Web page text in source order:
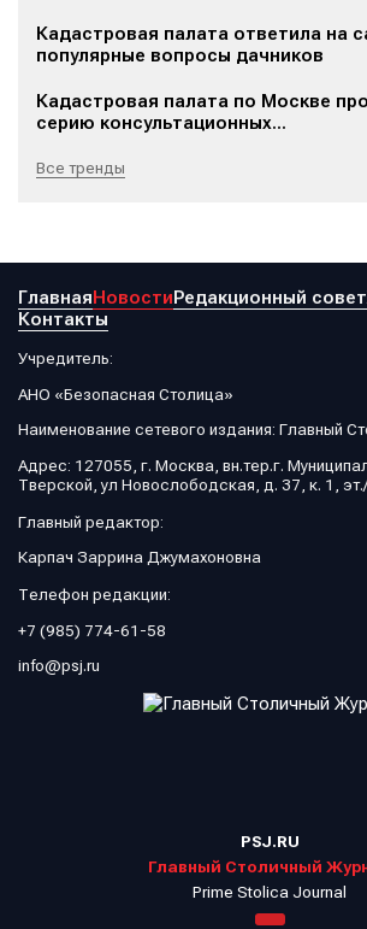
Кадастровая палата ответила на
популярные вопросы дачников
Кадастровая палата по Москве
серию консультационных...
Все тренды
PSJ.RU
Главный Столичный
Prime Stolica Journal
ГлавнаяНовостиРедакционный совет
Контакты
Учредитель:
АНО «Безопасная Столица»
Наименование сетевого издания: Главный
Адрес: 127055, г. Москва, вн.тер.г.
Тверской, ул Новослободская, д. 37, к. 1,
Главный редактор:
Карпач Заррина Джумахоновна
Телефон редакции:
+7 (985) 774-61-58
info@psj.ru